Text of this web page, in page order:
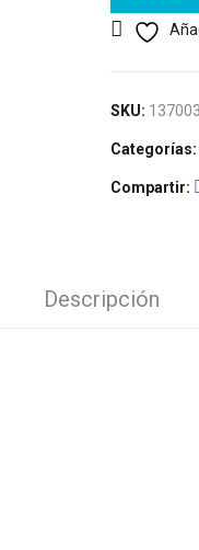
SKU:
Categorías:
Compartir
Descripción